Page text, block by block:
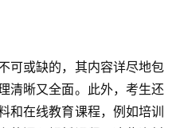
可或缺的，其内容详尽地包
清晰又全面。此外，考生还
和在线教育课程，例如培训